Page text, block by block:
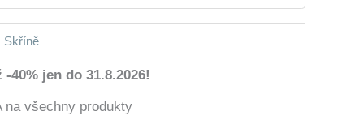
Skříně
40% jen do 31.8.2026!
na všechny produkty